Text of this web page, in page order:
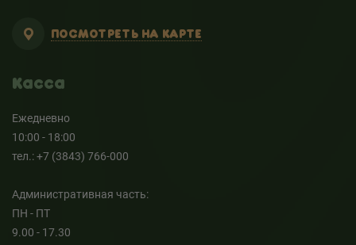
ПОСМОТРЕТЬ НА КАРТЕ
Касса
Ежедневно
10:00 - 18:00
тел.: +7 (3843) 766-000
Административная часть:
ПН - ПТ
9.00 - 17.30